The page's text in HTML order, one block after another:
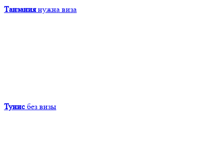
Танзания нужна виза
Тунис без визы